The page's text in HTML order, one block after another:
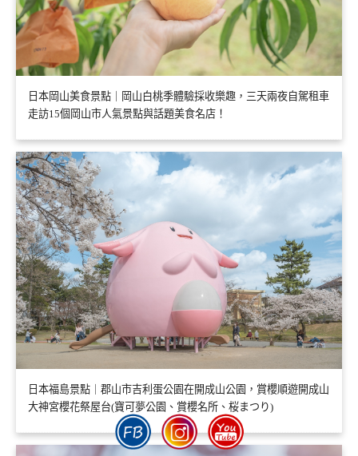
日本岡山美食景點｜岡山白桃季體驗採收樂趣，三天兩夜自駕租車
走訪15個岡山市人氣景點與話題美食名店！
日本福島景點｜郡山市吉利蛋公園在開成山公園，賞櫻順遊開成山
大神宮櫻花祭屋台(寶可夢公園、賞櫻名所、桜まつり)